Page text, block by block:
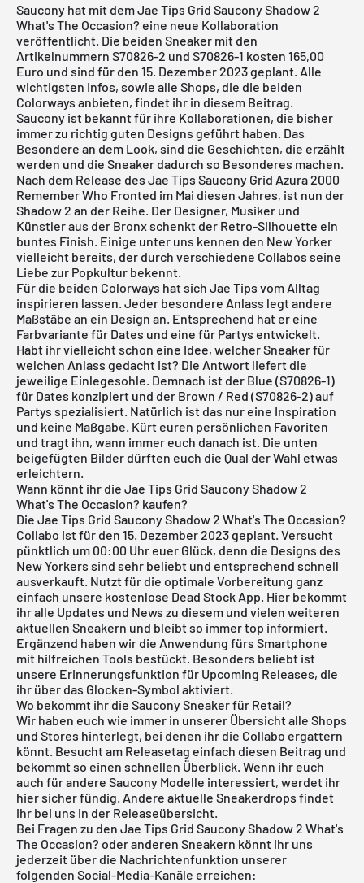
Saucony hat mit dem Jae Tips Grid Saucony Shadow 2
What's The Occasion? eine neue Kollaboration
veröffentlicht. Die beiden Sneaker mit den
Artikelnummern S70826-2 und S70826-1 kosten 165,00
Euro und sind für den 15. Dezember 2023 geplant. Alle
wichtigsten Infos, sowie alle Shops, die die beiden
Colorways anbieten, findet ihr in diesem Beitrag.
Saucony ist bekannt für ihre Kollaborationen, die bisher
immer zu richtig guten Designs geführt haben. Das
Besondere an dem Look, sind die Geschichten, die erzählt
werden und die Sneaker dadurch so Besonderes machen.
Nach dem Release des Jae Tips Saucony Grid Azura 2000
Remember Who Fronted im Mai diesen Jahres, ist nun der
Shadow 2 an der Reihe. Der Designer, Musiker und
Künstler aus der Bronx schenkt der Retro-Silhouette ein
buntes Finish. Einige unter uns kennen den New Yorker
vielleicht bereits, der durch verschiedene Collabos seine
Liebe zur Popkultur bekennt.
Für die beiden Colorways hat sich Jae Tips vom Alltag
inspirieren lassen. Jeder besondere Anlass legt andere
Maßstäbe an ein Design an. Entsprechend hat er eine
Farbvariante für Dates und eine für Partys entwickelt.
Habt ihr vielleicht schon eine Idee, welcher Sneaker für
welchen Anlass gedacht ist? Die Antwort liefert die
jeweilige Einlegesohle. Demnach ist der Blue (S70826-1)
für Dates konzipiert und der Brown / Red (S70826-2) auf
Partys spezialisiert. Natürlich ist das nur eine Inspiration
und keine Maßgabe. Kürt euren persönlichen Favoriten
und tragt ihn, wann immer euch danach ist. Die unten
beigefügten Bilder dürften euch die Qual der Wahl etwas
erleichtern.
Wann könnt ihr die Jae Tips Grid Saucony Shadow 2
What's The Occasion? kaufen?
Die Jae Tips Grid Saucony Shadow 2 What's The Occasion?
Collabo ist für den 15. Dezember 2023 geplant. Versucht
pünktlich um 00:00 Uhr euer Glück, denn die Designs des
New Yorkers sind sehr beliebt und entsprechend schnell
ausverkauft. Nutzt für die optimale Vorbereitung ganz
einfach unsere kostenlose Dead Stock App. Hier bekommt
ihr alle Updates und News zu diesem und vielen weiteren
aktuellen Sneakern und bleibt so immer top informiert.
Ergänzend haben wir die Anwendung fürs Smartphone
mit hilfreichen Tools bestückt. Besonders beliebt ist
unsere Erinnerungsfunktion für Upcoming Releases, die
ihr über das Glocken-Symbol aktiviert.
Wo bekommt ihr die Saucony Sneaker für Retail?
Wir haben euch wie immer in unserer Übersicht alle Shops
und Stores hinterlegt, bei denen ihr die Collabo ergattern
könnt. Besucht am Releasetag einfach diesen Beitrag und
bekommt so einen schnellen Überblick. Wenn ihr euch
auch für andere Saucony Modelle interessiert, werdet ihr
hiersicher fündig. Andere aktuelle Sneakerdrops findet
ihr bei uns in der Releaseübersicht.
Bei Fragen zu den Jae Tips Grid Saucony Shadow 2 What's
The Occasion? oder anderen Sneakern könnt ihr uns
jederzeit über die Nachrichtenfunktion unserer
folgenden Social-Media-Kanäle erreichen: